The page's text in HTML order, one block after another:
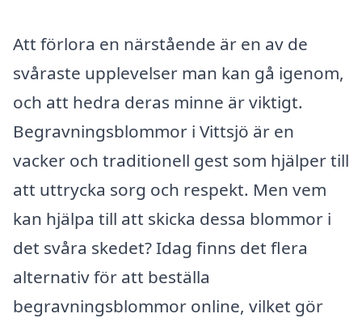
Att förlora en närstående är en av de
svåraste upplevelser man kan gå igenom,
och att hedra deras minne är viktigt.
Begravningsblommor i Vittsjö är en
vacker och traditionell gest som hjälper till
att uttrycka sorg och respekt. Men vem
kan hjälpa till att skicka dessa blommor i
det svåra skedet? Idag finns det flera
alternativ för att beställa
begravningsblommor online, vilket gör